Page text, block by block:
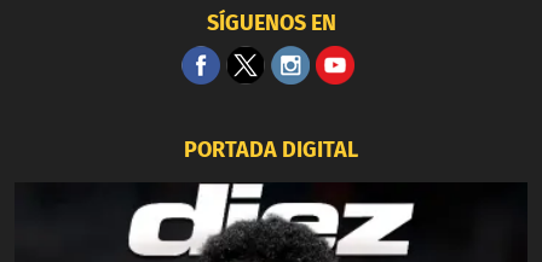
SÍGUENOS EN
PORTADA DIGITAL